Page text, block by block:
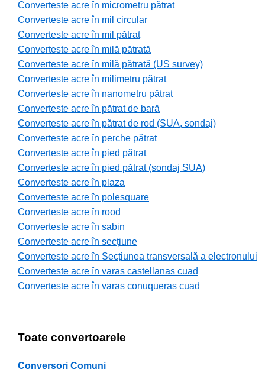
Converteste acre în micrometru pătrat
Converteste acre în mil circular
Converteste acre în mil pătrat
Converteste acre în milă pătrată
Converteste acre în milă pătrată (US survey)
Converteste acre în milimetru pătrat
Converteste acre în nanometru pătrat
Converteste acre în pătrat de bară
Converteste acre în pătrat de rod (SUA, sondaj)
Converteste acre în perche pătrat
Converteste acre în pied pătrat
Converteste acre în pied pătrat (sondaj SUA)
Converteste acre în plaza
Converteste acre în polesquare
Converteste acre în rood
Converteste acre în sabin
Converteste acre în secțiune
Converteste acre în Secțiunea transversală a electronului
Converteste acre în varas castellanas cuad
Converteste acre în varas conuqueras cuad
Toate convertoarele
Conversori Comuni